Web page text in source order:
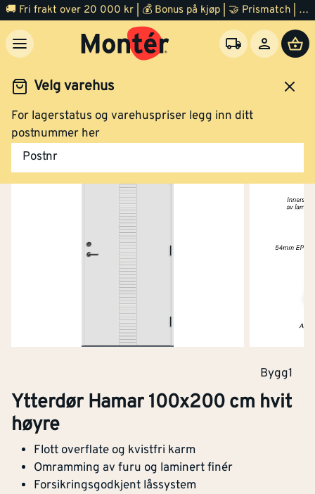
🚚 Fri frakt over 20 000 kr | 💰 Bonus på kjøp | 🤝 Prismatch | ⭐ 100% fornøyd garanti | 🏪 140 byggevarehus
Velg varehus
For lagerstatus og varehuspriser legg inn ditt
postnummer her
Postnr
Dør Ytterdør
Bygg1
Ytterdør Hamar 100x200 cm hvit
høyre
Flott overflate og kvistfri karm
Omramming av furu og laminert finér
Forsikringsgodkjent låssystem